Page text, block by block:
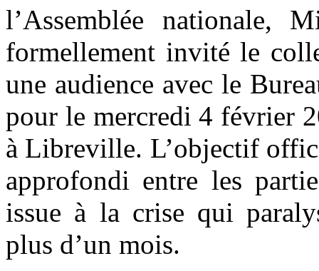
l’Assemblée nationale,
formellement invité le
une audience avec le
pour le mercredi 4 février
à Libreville. L’objectif
approfondi entre les
issue à la crise qui
plus d’un mois.